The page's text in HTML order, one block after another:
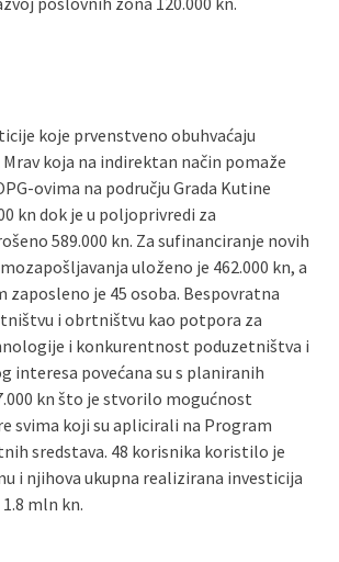
koje prvenstveno obuhvaćaju
koja na indirektan način pomaže
ovima na području Grada Kutine
kn dok je u poljoprivredi za
589.000 kn. Za sufinanciranje novih
uloženo je 462.000 kn, a
zaposleno je 45 osoba. Bespovratna
i obrtništvu kao potpora za
i konkurentnost poduzetništva i
interesa povećana su s planiranih
kn što je stvorilo mogućnost
svima koji su aplicirali na Program
sredstava. 48 korisnika koristilo je
i njihova ukupna realizirana investicija
mln kn.